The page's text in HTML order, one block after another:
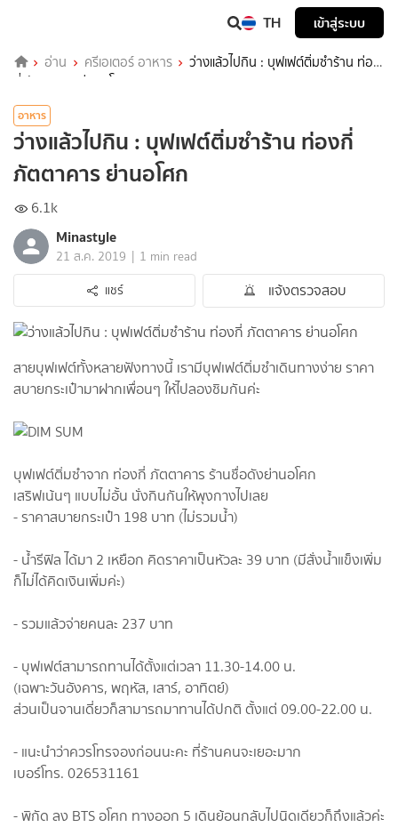
TH เข้าสู่ระบบ
อ่าน ครีเอเตอร์ อาหาร
ว่างแล้วไปกิน : บุฟเฟต์ติ่มซำร้าน ท่อง
กี่ ภัตตาคาร ย่านอโศก
อาหาร
ว่างแล้วไปกิน : บุฟเฟต์ติ่มซำร้าน ท่องกี่
ภัตตาคาร ย่านอโศก
6.1k
Minastyle
21 ส.ค. 2019 | 1 min read
แชร์
แจ้งตรวจสอบ
สายบุฟเฟต์ทั้งหลายฟังทางนี้ เรามีบุฟเฟต์ติ่มซำเดินทางง่าย ราคา
สบายกระเป๋ามาฝากเพื่อนๆ ให้ไปลองชิมกันค่ะ
บุฟเฟต์ติ่มซำจาก ท่องกี่ ภัตตาคาร ร้านชื่อดังย่านอโศก
เสริฟเน้นๆ แบบไม่อั้น นั่งกินกันให้พุงกางไปเลย
- ราคาสบายกระเป๋า 198 บาท (ไม่รวมน้ำ)
- น้ำรีฟิล ได้มา 2 เหยือก คิดราคาเป็นหัวละ 39 บาท (มีสั่งน้ำแข็งเพิ่ม
ก็ไม่ได้คิดเงินเพิ่มค่ะ)
- รวมแล้วจ่ายคนละ 237 บาท
- บุฟเฟต์สามารถทานได้ตั้งแต่เวลา 11.30-14.00 น.
(เฉพาะวันอังคาร, พฤหัส, เสาร์, อาทิตย์)
ส่วนเป็นจานเดี่ยวก็สามารถมาทานได้ปกติ ตั้งแต่ 09.00-22.00 น.
- แนะนำว่าควรโทรจองก่อนนะคะ ที่ร้านคนจะเยอะมาก
เบอร์โทร. 026531161
- พิกัด ลง BTS อโศก ทางออก 5 เดินย้อนกลับไปนิดเดียวก็ถึงแล้วค่ะ